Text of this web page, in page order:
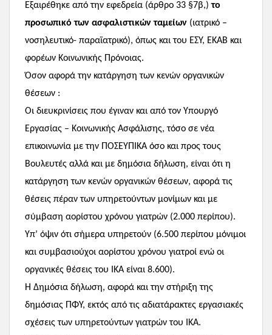
Εξαιρέθηκε από την εφεδρεία (άρθρο 33 §7β,)το
προσωπικό των ασφαλιστικών ταμείων (ιατρικό –
νοσηλευτικό- παραϊατρικό), όπως και του ΕΣΥ, ΕΚΑΒ και
φορέων Κοινωνικής Πρόνοιας.
Όσον αφορά την κατάργηση των κενών οργανικών
θέσεων :
Οι διευκρινίσεις που έγιναν και από τον Υπουργό
Εργασίας – Κοινωνικής Ασφάλισης, τόσο σε νέα
επικοινωνία με την ΠΟΣΕΥΠΙΚΑ όσο και προς τους
Βουλευτές αλλά και με δημόσια δήλωση, είναι ότι η
κατάργηση των κενών οργανικών θέσεων, αφορά τις
θέσεις πέραν των υπηρετούντων μονίμων και με
σύμβαση αορίστου χρόνου γιατρών (2.000 περίπου).
Υπ’ όψιν ότι σήμερα υπηρετούν (6.500 περίπου μόνιμοι
και συμβασιούχοι αορίστου χρόνου γιατροί ενώ οι
οργανικές θέσεις του ΙΚΑ είναι 8.600).
Η Δημόσια δήλωση, αφορά και την στήριξη της
δημόσιας ΠΦΥ, εκτός από τις αδιατάρακτες εργασιακές
σχέσεις των υπηρετούντων γιατρών του ΙΚΑ.